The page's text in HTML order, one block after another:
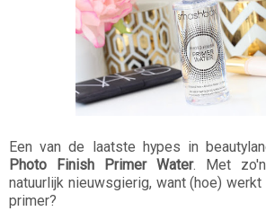
Een van de laatste hypes in
Photo Finish Primer Water. Met
natuurlijk nieuwsgierig, want (hoe)
primer?